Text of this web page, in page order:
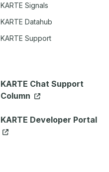
KARTE Signals
KARTE Datahub
KARTE Support
KARTE Chat Support
Column
KARTE Developer Portal